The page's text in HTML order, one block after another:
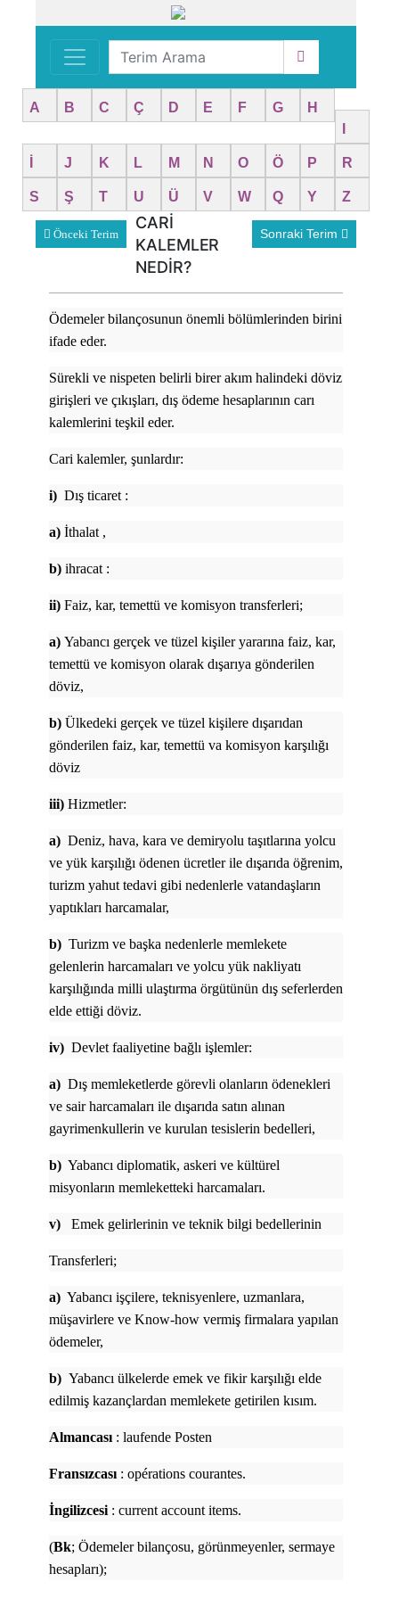
A B C Ç D E F G
H
J K L M N O Ö P R
S Ş T U Ü V W Q Y Z
Önceki Terim Sonraki Terim
CARİ
KALEMLER
NEDİR?
Ödemeler bilançosunun önemli bölümlerinden birini
ifade eder.
Sürekli ve nispeten belirli birer akım halindeki döviz
girişleri ve çıkışları, dış ödeme hesaplarının carı
kalemlerini teşkil eder.
Cari kalemler, şunlardır:
i) Dış ticaret :
a) İthalat ,
b) ihracat :
ii) Faiz, kar, temettü ve komisyon transferleri;
a) Yabancı gerçek ve tüzel kişiler yararına faiz, kar,
temettü ve komisyon olarak dışarıya gönderilen
döviz,
b)Ülkedeki gerçek ve tüzel kişilere dışarıdan
gönderilen faiz, kar, temettü va komisyon karşılığı
döviz
iii) Hizmetler:
a) Deniz, hava, kara ve demiryolu taşıtlarına yolcu
ve yük karşılığı ödenen ücretler ile dışarıda öğrenim,
turizm yahut tedavi gibi nedenlerle vatandaşların
yaptıkları harcamalar,
b) Turizm ve başka nedenlerle memlekete
gelenlerin harcamaları ve yolcu yük nakliyatı
karşılığında milli ulaştırma örgütünün dış seferlerden
elde ettiği döviz.
iv)Devlet faaliyetine bağlı işlemler:
a) Dış memleketlerde görevli olanların ödenekleri
ve sair harcamaları ile dışarıda satın alınan
gayrimenkullerin ve kurulan tesislerin bedelleri,
b) Yabancı diplomatik, askeri ve kültürel
misyonların memleketteki harcamaları.
v) Emek gelirlerinin ve teknik bilgi bedellerinin
Transferleri;
a) Yabancı işçilere, teknisyenlere, uzmanlara,
müşavirlere ve Know-how vermiş firmalara yapılan
ödemeler,
b) Yabancı ülkelerde emek ve fikir karşılığı elde
edilmiş kazançlardan memlekete getirilen kısım.
Almancası : laufende Posten
Fransızcası : opérations courantes.
İngilizcesi : current account items.
(Bk; Ödemeler bilançosu, görünmeyenler, sermaye
hesapları);